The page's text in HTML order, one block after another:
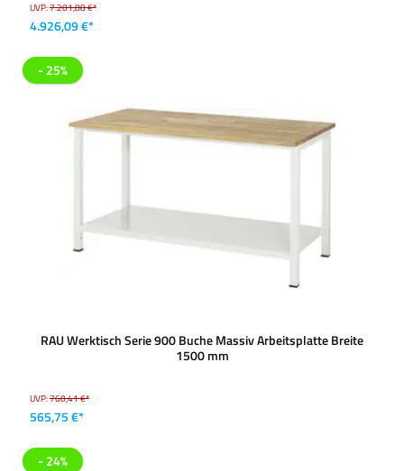
UVP:7.201,88 €*
4.926,09 €*
- 25%
RAU Werktisch Serie 900 Buche Massiv Arbeitsplatte Breite
1500 mm
UVP:760,41 €*
565,75 €*
- 24%